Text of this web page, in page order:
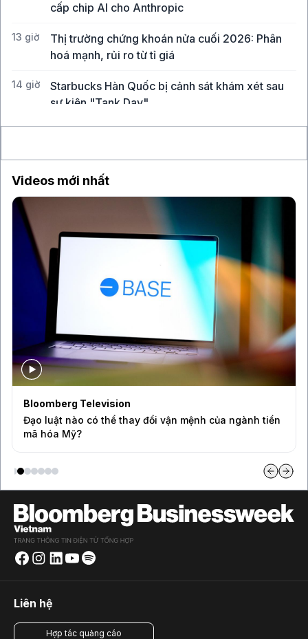
cấp chip AI cho Anthropic
13 giờ
Thị trường chứng khoán nửa cuối 2026: Phân
hoá mạnh, rủi ro từ tỉ giá
14 giờ
Starbucks Hàn Quốc bị cảnh sát khám xét sau
sự kiện "Tank Day"
Videos mới nhất
Bloomberg Television
Đạo luật nào có thể thay đổi vận mệnh của ngành tiền
mã hóa Mỹ?
Liên hệ
Hợp tác quảng cáo